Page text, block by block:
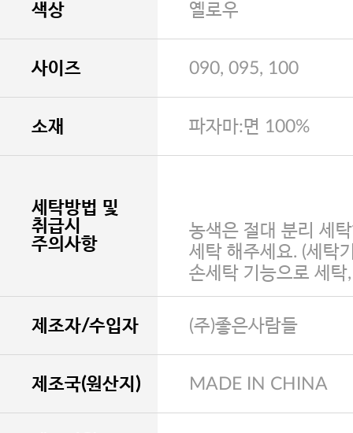
색상 옐로우
사이즈 090, 095, 100
소재 파자마:면 100%
세탁방법 및
취급시
주의사항
농색은 절대 분리 세
세탁 해주세요. (세탁
손세탁 기능으로 세탁
제조자/수입자 (주)좋은사람들
제조국(원산지) MADE IN CHINA